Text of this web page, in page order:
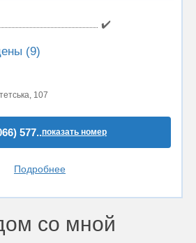
✔️
(9)
107
577..показать номер
Подробнее
со мной